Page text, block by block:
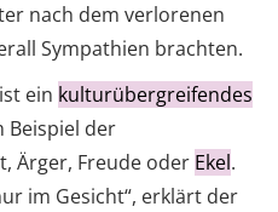
nach dem verlorenen
Sympathien brachten.
ist ein kulturübergreifendes
Beispiel der
Ärger, Freude oder Ekel.
im Gesicht“, erklärt der